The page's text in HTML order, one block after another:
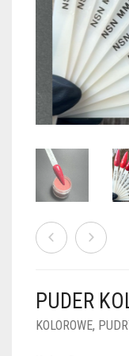
PUDRY
PUDRY Z
PUDRY KOLOR
PUDRY BUDUJĄCE
PUDRY DO FRENCH
PUDRY GALAXY
PUDRY SPARKLE
PUDRY TERMICZNE
PUDRY ŚWIECĄCE
FOIL DIP
PUDER
KOLOROWE,